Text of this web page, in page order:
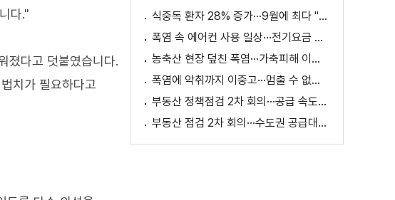
다."
졌다고 덧붙였습니다.
치가 필요하다고
식중독 환자 28% 증가···9월에 최다 "입추 방심 금물"
폭염 속 에어컨 사용 일상···전기요금 줄이려면?
농축산 현장 덮친 폭염···가축피해 이틀 새 28만 마리↑
폭염에 악취까지 이중고···멈출 수 없는 필수노동
부동산 정책점검 2차 회의···공급 속도전 본격화하나
부동산 점검 2차 회의···수도권 공급대책 논의